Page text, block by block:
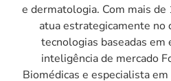
e dermatologia. Com mais de
atua estrategicamente no
tecnologias baseadas em
inteligência de mercado
Biomédicas e especialista